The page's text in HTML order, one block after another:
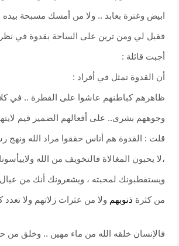
ابيض وغترة بعابد .. ولا من أمسك مسبحة
فقيل لي ومن ترين على الساحة بقدوة في
أجبت قائلة :
أن القدوة تمثل في أفراد :
ظاهرهم كباطنهم عاشوا على الفطرة .. في
وجوههم بشرى.. على أفعالهم الضمير قيم
قلت : القدوة هم أناس حققوا مراد الله ونهج
،لا يحبون المغالاة فالتخويف من الله
ويستقطبونك لمحبته ، ويشعرونك أنك من عيال
من كثرة ذنوبهم ولا من عثرات زلاتهم ولا تعدد
فالإنسان خلقه الله من ماء مهين .. وخلق من